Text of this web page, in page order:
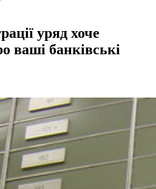
уряд хоче
ваші банківські